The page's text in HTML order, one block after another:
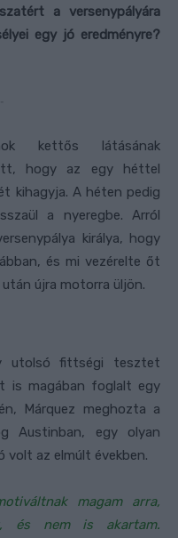
a versenypályára
egy jó eredményre?
kettős látásának
hogy az egy héttel
kihagyja. A héten pedig
a nyeregbe. Arról
királya, hogy
és mi vezérelte őt
újra motorra üljön.
utolsó fittségi tesztet
is magában foglalt egy
Márquez meghozta a
Austinban, egy olyan
volt az elmúlt években.
magam arra,
és nem is akartam.